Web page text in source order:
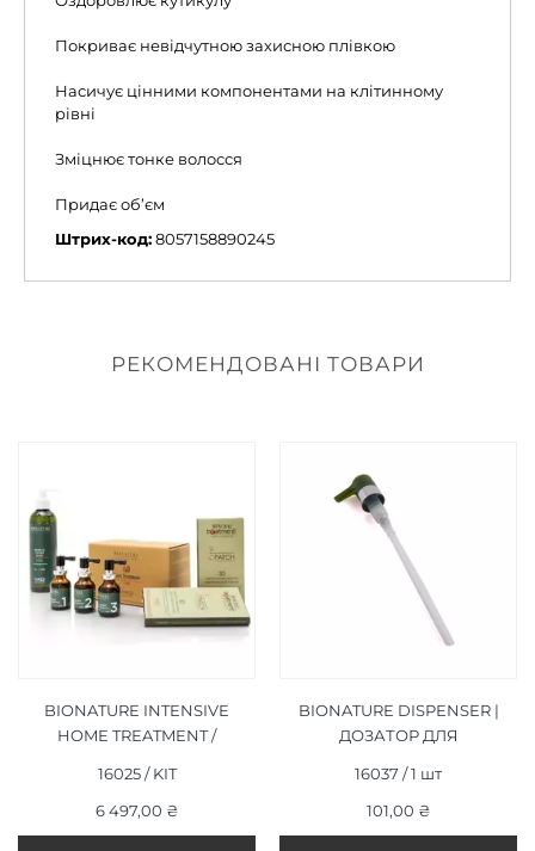
Покриває невідчутною захисною плівкою
Насичує цінними компонентами на клітинному
рівні
Зміцнює тонке волосся
Придає об’єм
Штрих-код:8057158890245
РЕКОМЕНДОВАНІ ТОВАРИ
BIONATURE INTENSIVE
HOME TREATMENT /
ІНТЕНСИВНОГО
ЛІКУВАННЯ ВИПАДІННЯ
ВОЛОССЯ
16025 / KIT
6 497,00 ₴
BIONATURE DISPENSER |
ДОЗАТОР ДЛЯ
16037 / 1 шт
101,00 ₴